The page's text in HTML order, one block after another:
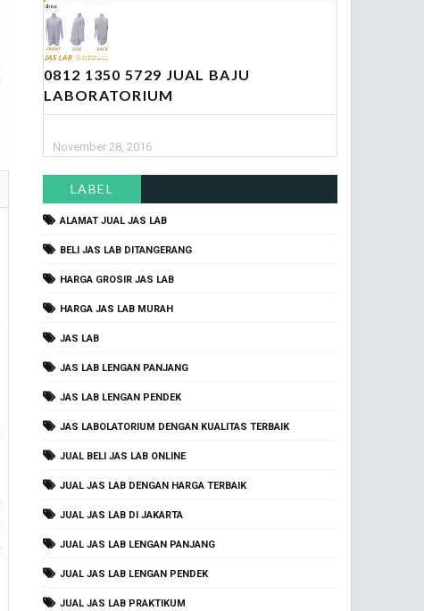
0812 1350 5729 JUAL BAJU
LABORATORIUM
November 28, 2016
LABEL
ALAMAT JUAL JAS LAB
BELI JAS LAB DITANGERANG
HARGA GROSIR JAS LAB
HARGA JAS LAB MURAH
JAS LAB
JAS LAB LENGAN PANJANG
JAS LAB LENGAN PENDEK
JAS LABOLATORIUM DENGAN KUALITAS TERBAIK
JUAL BELI JAS LAB ONLINE
JUAL JAS LAB DENGAN HARGA TERBAIK
JUAL JAS LAB DI JAKARTA
JUAL JAS LAB LENGAN PANJANG
JUAL JAS LAB LENGAN PENDEK
JUAL JAS LAB PRAKTIKUM